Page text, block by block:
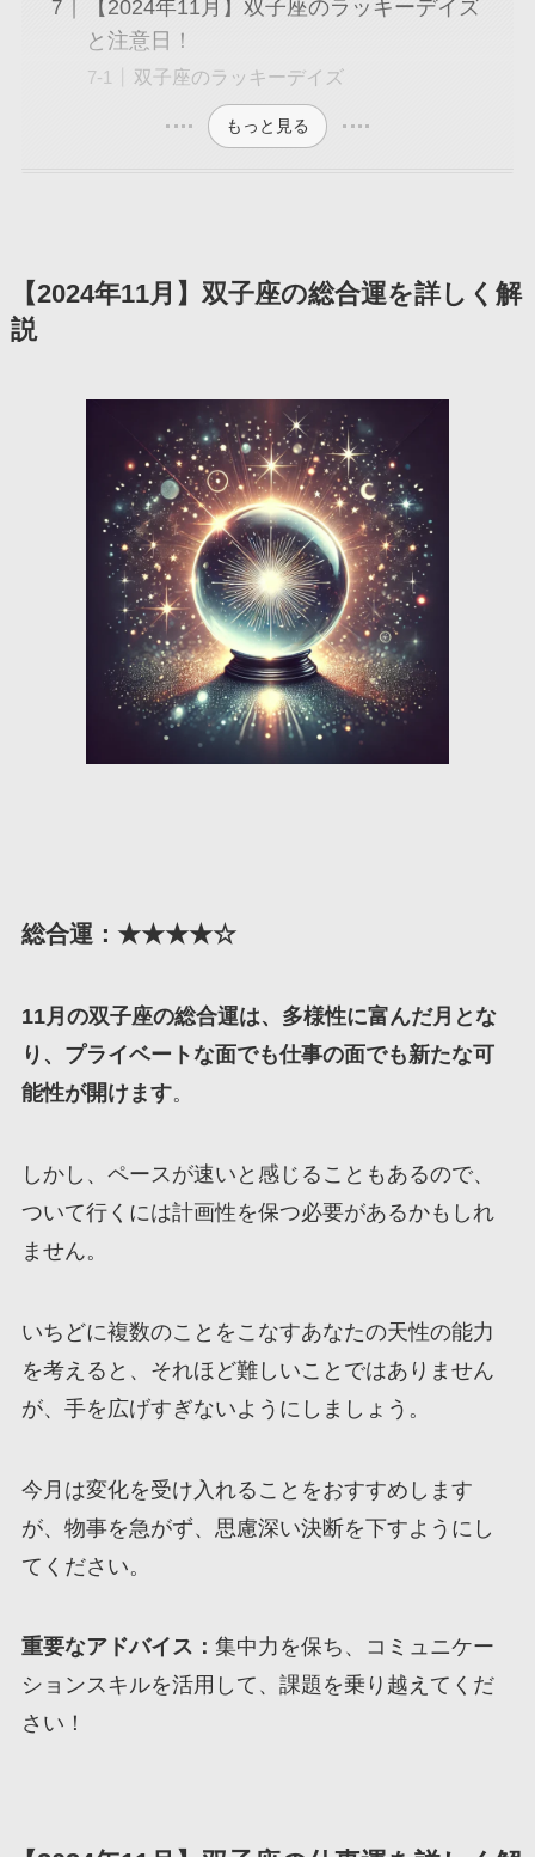
【2024年11月】双子座のラッキーデイズ
と注意日！
双子座のラッキーデイズ
もっと見る
【2024年11月】双子座の総合運を詳しく解
説
総合運：★★★★☆
11月の双子座の総合運は、多様性に富んだ月とな
り、プライベートな面でも仕事の面でも新たな可
能性が開けます。
しかし、ペースが速いと感じることもあるので、
ついて行くには計画性を保つ必要があるかもしれ
ません。
いちどに複数のことをこなすあなたの天性の能力
を考えると、それほど難しいことではありません
が、手を広げすぎないようにしましょう。
今月は変化を受け入れることをおすすめします
が、物事を急がず、思慮深い決断を下すようにし
てください。
重要なアドバイス： 集中力を保ち、コミュニケー
ションスキルを活用して、課題を乗り越えてくだ
さい！